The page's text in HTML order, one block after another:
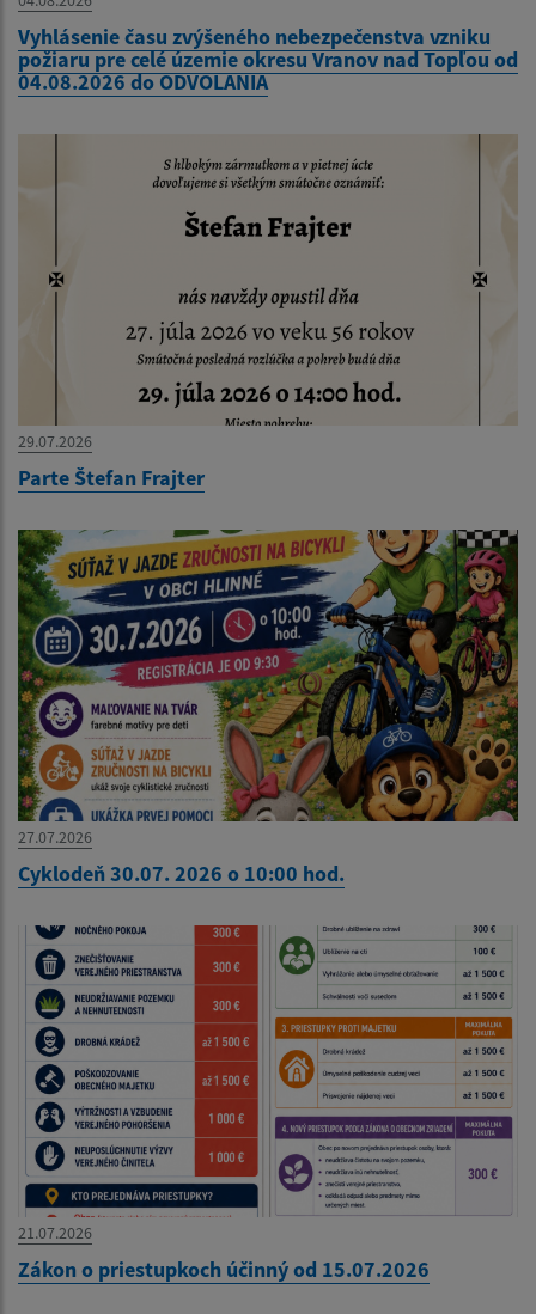
Vyhlásenie času zvýšeného nebezpečenstva vzniku
požiaru pre celé územie okresu Vranov nad Topľou od
04.08.2026 do ODVOLANIA
29.07.2026
Parte Štefan Frajter
27.07.2026
Cyklodeň 30.07. 2026 o 10:00 hod.
21.07.2026
Zákon o priestupkoch účinný od 15.07.2026